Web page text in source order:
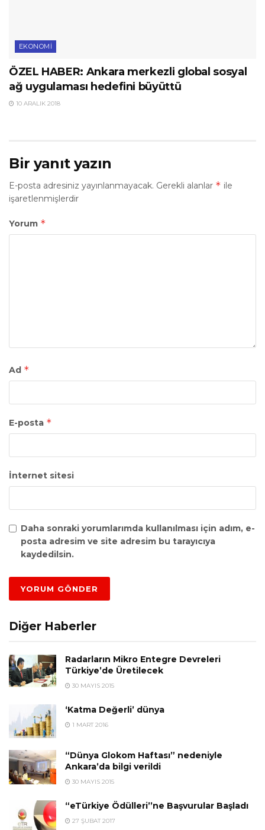
EKONOMI
ÖZEL HABER: Ankara merkezli global sosyal
ağ uygulaması hedefini büyüttü
10 ARALIK 2018
Bir yanıt yazın
E-posta adresiniz yayınlanmayacak. Gerekli alanlar * ile
işaretlenmişlerdir
Yorum *
Ad *
E-posta *
İnternet sitesi
Daha sonraki yorumlarımda kullanılması için adım, e-
posta adresim ve site adresim bu tarayıcıya
kaydedilsin.
Diğer Haberler
Radarların Mikro Entegre Devreleri
Türkiye’de Üretilecek
30 MAYIS 2015
‘Katma Değerli’ dünya
1 MART 2016
“Dünya Glokom Haftası” nedeniyle
Ankara’da bilgi verildi
30 MAYIS 2015
“eTürkiye Ödülleri’’ne Başvurular Başladı
27 ŞUBAT 2017